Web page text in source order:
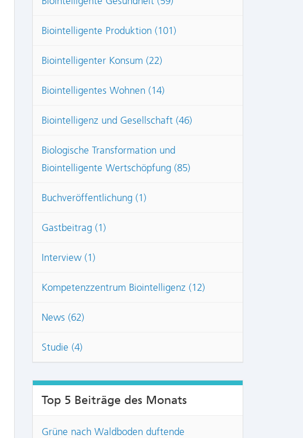
Biointelligente Produktion (101)
Biointelligenter Konsum (22)
Biointelligentes Wohnen (14)
Biointelligenz und Gesellschaft (46)
Biologische Transformation und
Biointelligente Wertschöpfung (85)
Buchveröffentlichung (1)
Gastbeitrag (1)
Interview (1)
Kompetenzzentrum Biointelligenz (12)
News (62)
Studie (4)
Top 5 Beiträge des Monats
Grüne nach Waldboden duftende